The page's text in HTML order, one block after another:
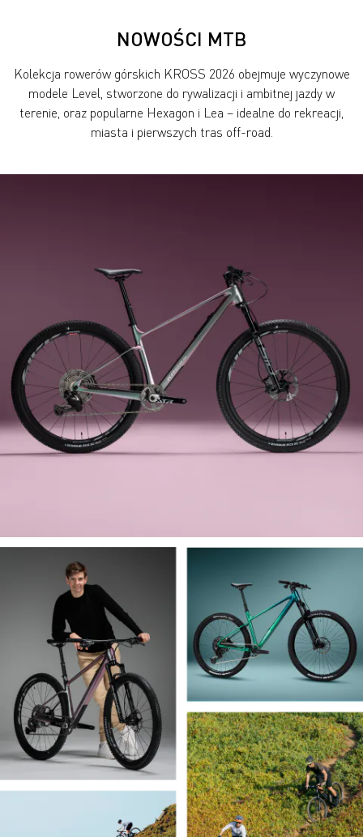
NOWOŚCI MTB
Kolekcja rowerów górskich KROSS 2026 obejmuje wyczynowe
modele Level, stworzone do rywalizacji i ambitnej jazdy w
terenie, oraz popularne Hexagon i Lea – idealne do rekreacji,
miasta i pierwszych tras off-road.